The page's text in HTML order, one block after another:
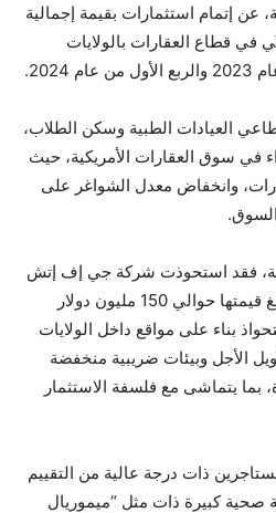
إتمام استثمارات بقيمة إجمالية
أمريكي في قطاع العقارات بالولايات
العيادات الطبية وسكن الطلاب،
في سوق العقارات الأمريكية، حيث
وانخفاض معدل الشواغر على
فقد استحوذت شركة جي إف إتش
بارتنرز على محفظة أصول تبلغ قيمتها حوالي 150 مليون دولار
بناء على مواقع داخل الولايات
الأجل وبيئات ضريبية منخفضة
بما يتماشى مع فلسفة الاستثمار
ذات درجة عالية من التقييم
صحية كبيرة ذات مثل “ميموريال